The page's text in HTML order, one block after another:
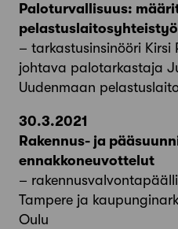
Paloturvallisuus:
pelastuslaitosyhteistyö
– tarkastusinsinööri Kirsi
johtava palotarkastaja
Uudenmaan
30.3.2021
Rakennus- ja
ennakkoneuvottelut
–
Tampere ja
Oulu